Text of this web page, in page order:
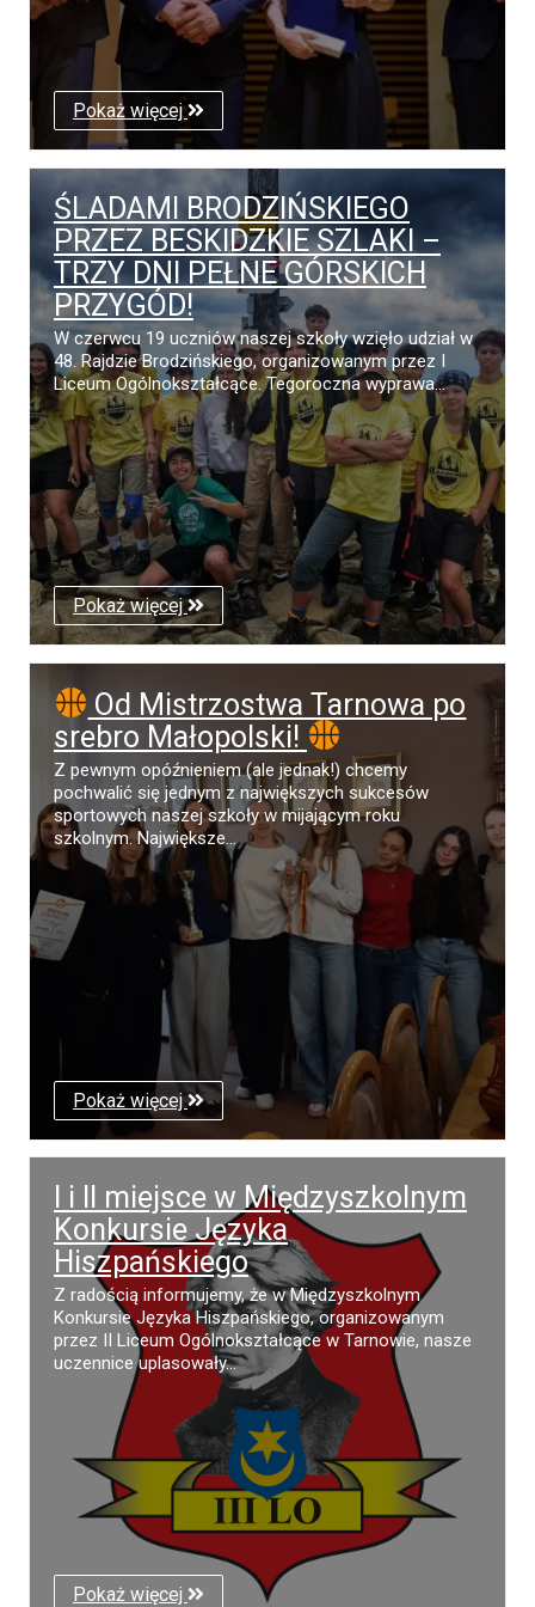
Pokaż więcej
ŚLADAMI BRODZIŃSKIEGO
PRZEZ BESKIDZKIE SZLAKI –
TRZY DNI PEŁNE GÓRSKICH
PRZYGÓD!
W czerwcu 19 uczniów naszej szkoły wzięło udział w
48. Rajdzie Brodzińskiego, organizowanym przez I
Liceum Ogólnokształcące. Tegoroczna wyprawa...
Pokaż więcej
Od Mistrzostwa Tarnowa po
srebro Małopolski!
Z pewnym opóźnieniem (ale jednak!) chcemy
pochwalić się jednym z największych sukcesów
sportowych naszej szkoły w mijającym roku
szkolnym. Największe...
Pokaż więcej
I i II miejsce w Międzyszkolnym
Konkursie Języka
Hiszpańskiego
Z radością informujemy, że w Międzyszkolnym
Konkursie Języka Hiszpańskiego, organizowanym
przez II Liceum Ogólnokształcące w Tarnowie, nasze
uczennice uplasowały...
Pokaż więcej